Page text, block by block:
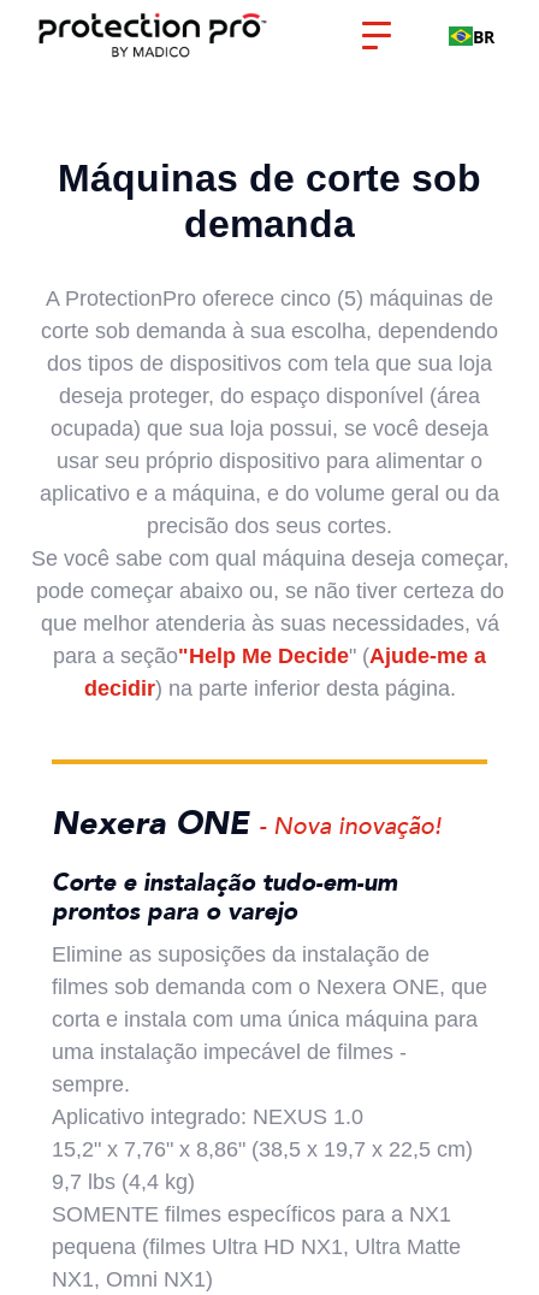
BR
Máquinas de corte sob
demanda
A ProtectionPro oferece cinco (5) máquinas de
corte sob demanda à sua escolha, dependendo
dos tipos de dispositivos com tela que sua loja
deseja proteger, do espaço disponível (área
ocupada) que sua loja possui, se você deseja
usar seu próprio dispositivo para alimentar o
aplicativo e a máquina, e do volume geral ou da
precisão dos seus cortes.
Se você sabe com qual máquina deseja começar,
pode começar abaixo ou, se não tiver certeza do
que melhor atenderia às suas necessidades, vá
para a seção"Help Me Decide" (Ajude-me a
decidir) na parte inferior desta página.
Nexera ONE - Nova inovação!
Corte e instalação tudo-em-um
prontos para o varejo
Elimine as suposições da instalação de
filmes sob demanda com o Nexera ONE, que
corta e instala com uma única máquina para
uma instalação impecável de filmes -
sempre.
Aplicativo integrado: NEXUS 1.0
15,2" x 7,76" x 8,86" (38,5 x 19,7 x 22,5 cm)
9,7 lbs (4,4 kg)
SOMENTE filmes específicos para a NX1
pequena (filmes Ultra HD NX1, Ultra Matte
NX1, Omni NX1)